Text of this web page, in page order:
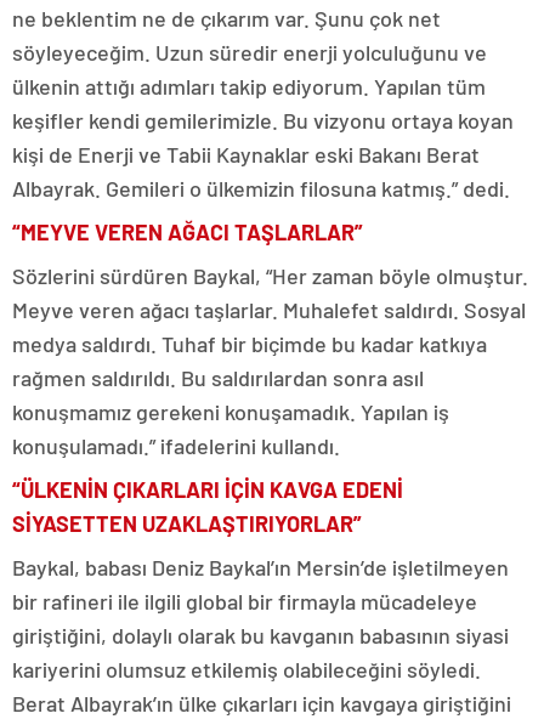
ne beklentim ne de çıkarım var. Şunu çok net
söyleyeceğim. Uzun süredir enerji yolculuğunu ve
ülkenin attığı adımları takip ediyorum. Yapılan tüm
keşifler kendi gemilerimizle. Bu vizyonu ortaya koyan
kişi de Enerji ve Tabii Kaynaklar eski Bakanı Berat
Albayrak. Gemileri o ülkemizin filosuna katmış.” dedi.
“MEYVE VEREN AĞACI TAŞLARLAR”
Sözlerini sürdüren Baykal, “Her zaman böyle olmuştur.
Meyve veren ağacı taşlarlar. Muhalefet saldırdı. Sosyal
medya saldırdı. Tuhaf bir biçimde bu kadar katkıya
rağmen saldırıldı. Bu saldırılardan sonra asıl
konuşmamız gerekeni konuşamadık. Yapılan iş
konuşulamadı.” ifadelerini kullandı.
“ÜLKENİN ÇIKARLARI İÇİN KAVGA EDENİ
SİYASETTEN UZAKLAŞTIRIYORLAR”
Baykal, babası Deniz Baykal’ın Mersin’de işletilmeyen
bir rafineri ile ilgili global bir firmayla mücadeleye
giriştiğini, dolaylı olarak bu kavganın babasının siyasi
kariyerini olumsuz etkilemiş olabileceğini söyledi.
Berat Albayrak’ın ülke çıkarları için kavgaya giriştiğini